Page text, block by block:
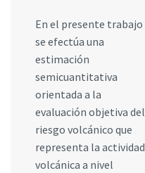
En el presente trabajo
se efectúa una
estimación
semicuantitativa
orientada a la
evaluación objetiva del
riesgo volcánico que
representa la actividad
volcánica a nivel